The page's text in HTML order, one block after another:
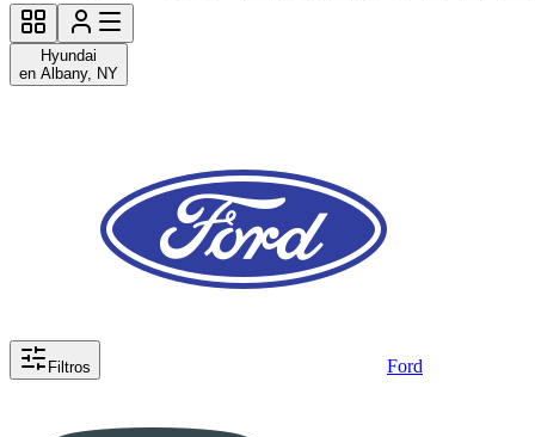
Hyundai
en Albany, NY
Filtros Ford